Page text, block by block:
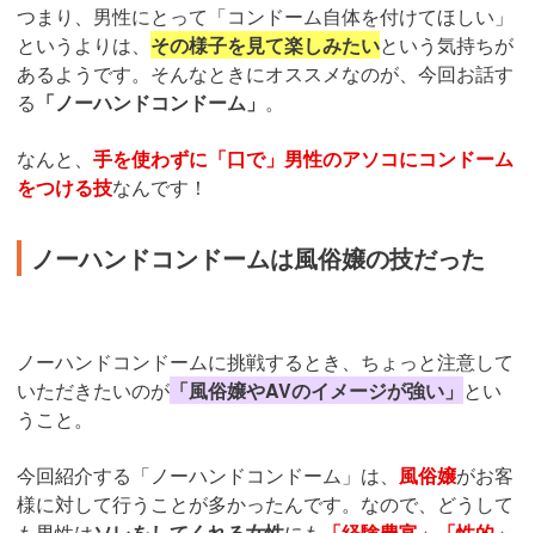
つまり、男性にとって「コンドーム自体を付けてほしい」
というよりは、 その様子を見て楽しみたいという気持ちが
あるようです。そんなときにオススメなのが、今回お話す
る 「ノーハンドコンドーム」 。
なんと、 手を使わずに「口で」男性のアソコにコンドーム
をつける技なんです！
ノーハンドコンドームは風俗嬢の技だった
ノーハンドコンドームに挑戦するとき、ちょっと注意して
いただきたいのが 「風俗嬢やAVのイメージが強い」 とい
うこと。
今回紹介する「ノーハンドコンドーム」は、 風俗嬢がお客
様に対して行うことが多かったんです。なので、どうして